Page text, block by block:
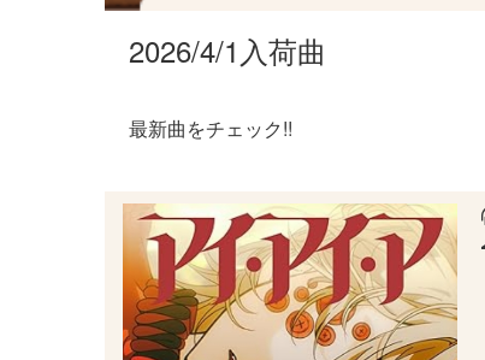
2026/4/1入荷曲
最新曲をチェック!!